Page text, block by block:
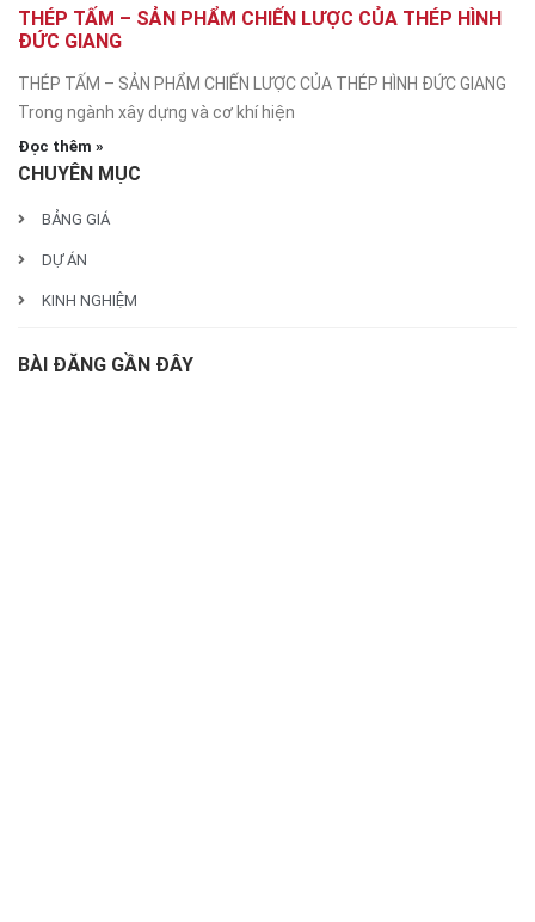
THÉP TẤM – SẢN PHẨM CHIẾN LƯỢC CỦA THÉP HÌNH
ĐỨC GIANG
THÉP TẤM – SẢN PHẨM CHIẾN LƯỢC CỦA THÉP HÌNH ĐỨC GIANG
Trong ngành xây dựng và cơ khí hiện
Đọc thêm »
CHUYÊN MỤC
BẢNG GIÁ
DỰ ÁN
KINH NGHIỆM
BÀI ĐĂNG GẦN ĐÂY